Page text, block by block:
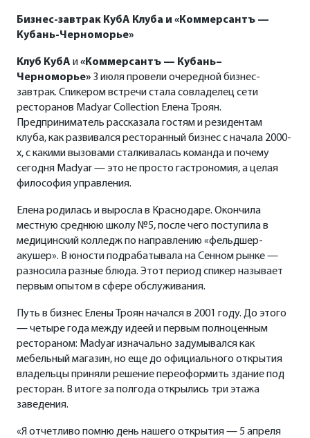
Бизнес-завтрак КубА Клуба и «Коммерсантъ —
Кубань-Черноморье»
Клуб КубА и«Коммерсантъ — Кубань–
Черноморье» 3 июля провели очередной бизнес-
завтрак. Спикером встречи стала совладелец сети
ресторанов Madyar Collection Елена Троян.
Предприниматель рассказала гостям и резидентам
клуба, как развивался ресторанный бизнес с начала 2000-
х, с какими вызовами сталкивалась команда и почему
сегодня Madyar — это не просто гастрономия, а целая
философия управления.
Елена родилась и выросла в Краснодаре. Окончила
местную среднюю школу №5, после чего поступила в
медицинский колледж по направлению «фельдшер-
акушер». В юности подрабатывала на Сенном рынке —
разносила разные блюда. Этот период спикер называет
первым опытом в сфере обслуживания.
Путь в бизнес Елены Троян начался в 2001 году. До этого
— четыре года между идеей и первым полноценным
рестораном: Madyar изначально задумывался как
мебельный магазин, но еще до официального открытия
владельцы приняли решение переоформить здание под
ресторан. В итоге за полгода открылись три этажа
заведения.
«Я отчетливо помню день нашего открытия — 5 апреля